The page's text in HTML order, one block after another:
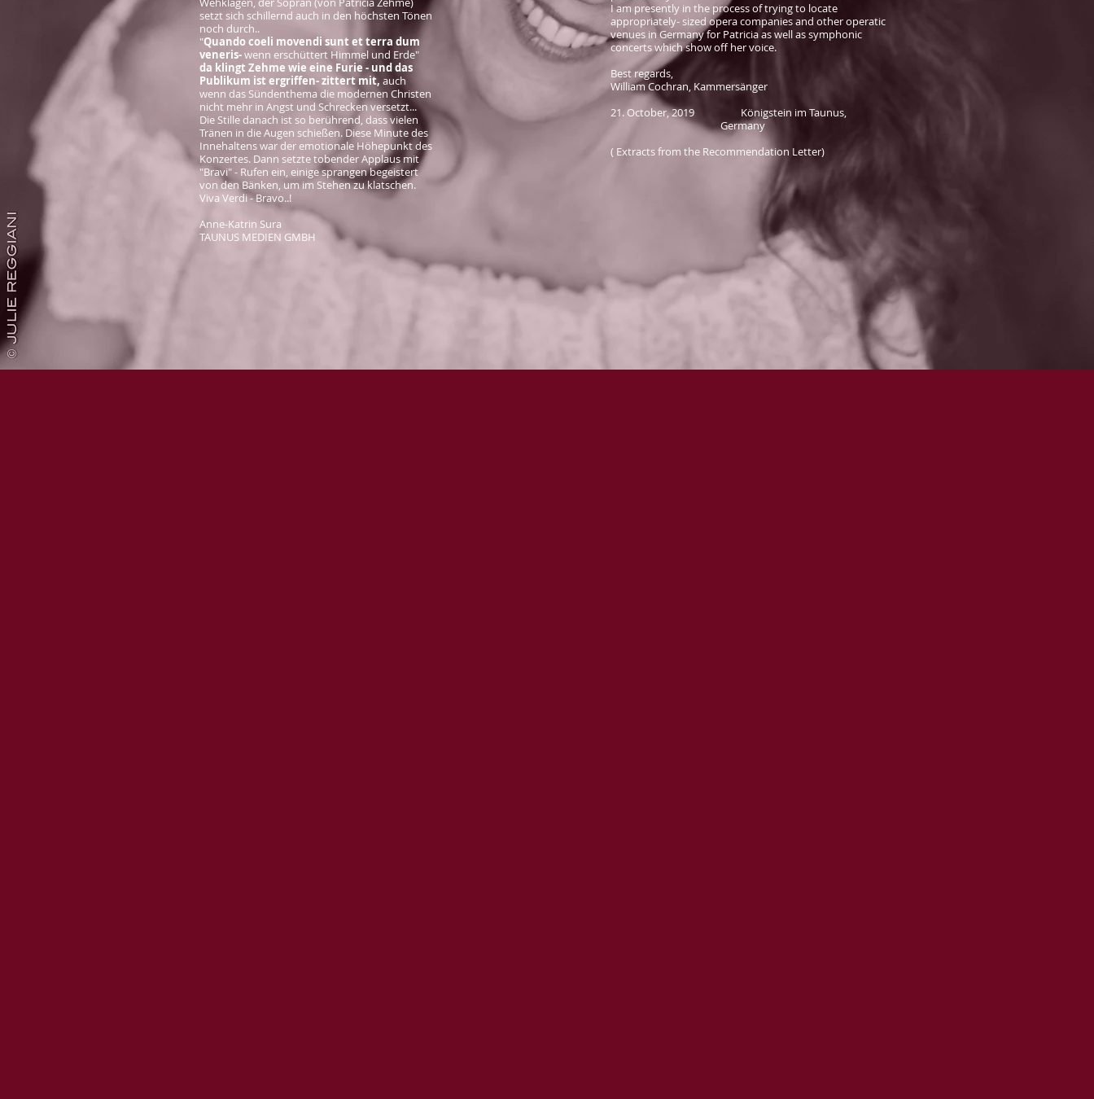
I am presently in the process of trying to locate
appropriately- sized opera companies and other operatic
venues in Germany for Patricia as well as symphonic
concerts which show off her voice.
Best regards,
William Cochran, Kammersänger
21. October, 2019 Königstein im Taunus,
Germany
( Extracts from the Recommendation Letter)
setzt sich schillernd auch in den höchsten Tönen
noch durch..
"Quando coeli movendi sunt et terra dum
veneris-wenn erschüttert Himmel und Erde"
da klingt Zehme wie eine Furie - und das
Publikum ist ergriffen- zittert mit, auch
wenn das Sündenthema die modernen Christen
nicht mehr in Angst und Schrecken versetzt...
Die Stille danach ist so berührend, dass vielen
Tränen in die Augen schießen. Diese Minute des
Innehaltens war der emotionale Höhepunkt des
Konzertes. Dann setzte tobender Applaus mit
"Bravi" - Rufen ein, einige sprangen begeistert
von den Bänken, um im Stehen zu klatschen.
Viva Verdi - Bravo..!
Anne-Katrin Sura
TAUNUS MEDIEN GMBH